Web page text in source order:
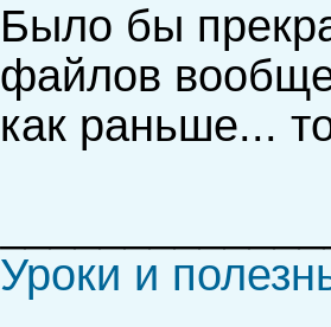
Было бы
файлов
как раньше...
Уроки и